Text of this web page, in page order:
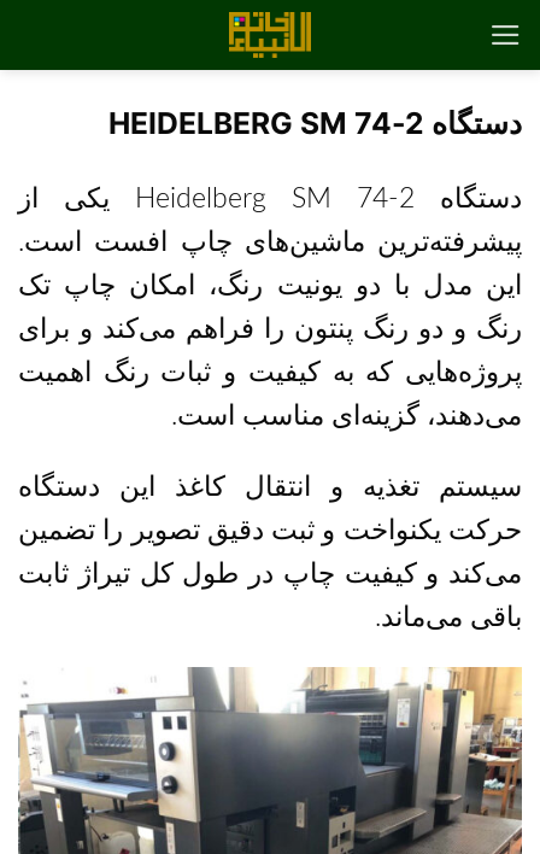
دستگاه HEIDELBERG SM 74-2
دستگاه Heidelberg SM 74-2 یکی از
پیشرفته‌ترین ماشین‌های چاپ افست است.
این مدل با دو یونیت رنگ، امکان چاپ تک
رنگ و دو رنگ پنتون را فراهم می‌کند و برای
پروژه‌هایی که به کیفیت و ثبات رنگ اهمیت
می‌دهند، گزینه‌ای مناسب است.
سیستم تغذیه و انتقال کاغذ این دستگاه
حرکت یکنواخت و ثبت دقیق تصویر را تضمین
می‌کند و کیفیت چاپ در طول کل تیراژ ثابت
باقی می‌ماند.